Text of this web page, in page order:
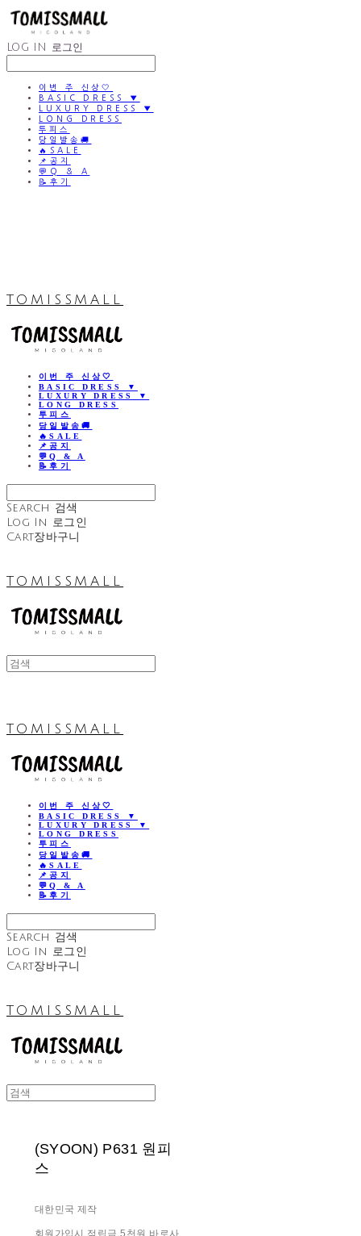
LOG IN 로그인
이번 주 신상🤍
BASIC DRESS ▼
LUXURY DRESS ▼
LONG DRESS
투피스
당일발송🚚
🔥SALE
📌공지
💬Q & A
📝후기
TOMISSMALL
이번 주 신상🤍
BASIC DRESS ▼
LUXURY DRESS ▼
LONG DRESS
투피스
당일발송🚚
🔥SALE
📌공지
💬Q & A
📝후기
Search 검색
Log In 로그인
Cart장바구니
TOMISSMALL
TOMISSMALL
이번 주 신상🤍
BASIC DRESS ▼
LUXURY DRESS ▼
LONG DRESS
투피스
당일발송🚚
🔥SALE
📌공지
💬Q & A
📝후기
Search 검색
Log In 로그인
Cart장바구니
TOMISSMALL
(SYOON) P631 원피
스
대한민국 제작
회원가입시 적립금 5천원 바로사